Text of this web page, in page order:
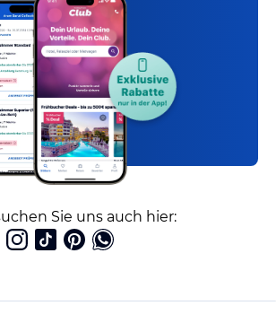
Sie uns auch hier: